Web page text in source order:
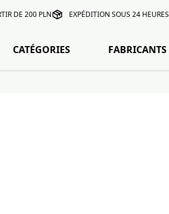
DE 200 PLN EXPÉDITION SOUS 24 HEURES
CATÉGORIES FABRICANTS